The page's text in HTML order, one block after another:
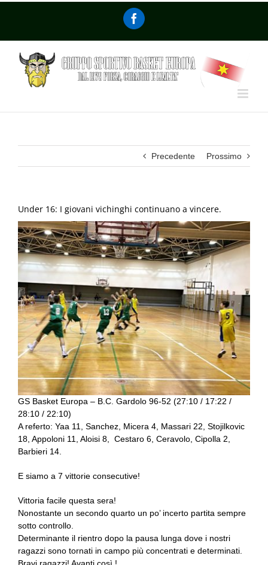
Precedente Prossimo
Under 16: I giovani vichinghi continuano a vincere.
GS Basket Europa – B.C. Gardolo 96-52 (27:10 / 17:22 /
28:10 / 22:10)
A referto: Yaa 11, Sanchez, Micera 4, Massari 22, Stojilkovic
18, Appoloni 11, Aloisi 8, Cestaro 6, Ceravolo, Cipolla 2,
Barbieri 14.
E siamo a 7 vittorie consecutive!
Vittoria facile questa sera!
Nonostante un secondo quarto un po’ incerto partita sempre
sotto controllo.
Determinante il rientro dopo la pausa lunga dove i nostri
ragazzi sono tornati in campo più concentrati e determinati.
Bravi ragazzi! Avanti così !